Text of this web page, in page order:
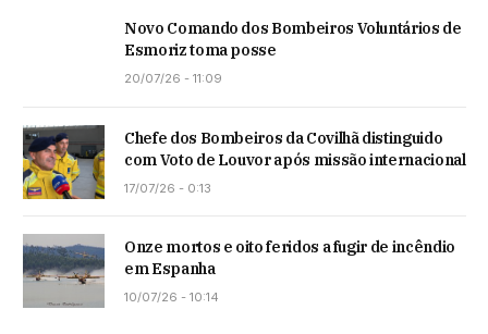
Novo Comando dos Bombeiros Voluntários de
Esmoriz toma posse
20/07/26 - 11:09
Chefe dos Bombeiros da Covilhã distinguido
com Voto de Louvor após missão internacional
17/07/26 - 0:13
Onze mortos e oito feridos a fugir de incêndio
em Espanha
10/07/26 - 10:14